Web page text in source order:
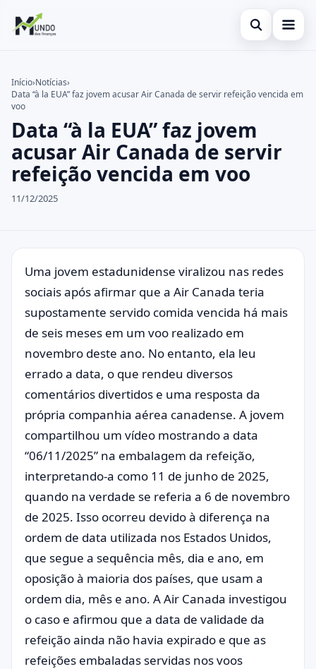
Abrir busca
Economia
Finanças
Buscar no site
Buscar por:
Pressione Enter para buscar ou ESC para fechar.
Início›Notícias›
Data “à la EUA” faz jovem acusar Air Canada de servir refeição vencida em
voo
Data “à la EUA” faz jovem
acusar Air Canada de servir
refeição vencida em voo
11/12/2025
Uma jovem estadunidense viralizou nas redes
sociais após afirmar que a Air Canada teria
supostamente servido comida vencida há mais
de seis meses em um voo realizado em
novembro deste ano. No entanto, ela leu
errado a data, o que rendeu diversos
comentários divertidos e uma resposta da
própria companhia aérea canadense. A jovem
compartilhou um vídeo mostrando a data
“06/11/2025” na embalagem da refeição,
interpretando-a como 11 de junho de 2025,
quando na verdade se referia a 6 de novembro
de 2025. Isso ocorreu devido à diferença na
ordem de data utilizada nos Estados Unidos,
que segue a sequência mês, dia e ano, em
oposição à maioria dos países, que usam a
ordem dia, mês e ano. A Air Canada investigou
o caso e afirmou que a data de validade da
refeição ainda não havia expirado e que as
refeições embaladas servidas nos voos